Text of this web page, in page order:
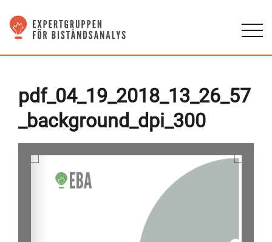
pdf_04_19_2018_13_26_57
_background_dpi_300